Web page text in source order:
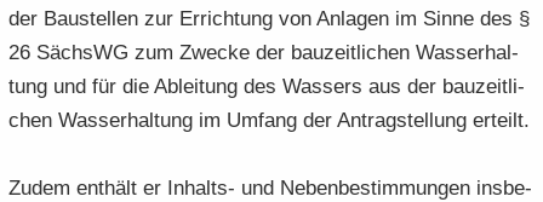
der Bau­stel­len zur Er­rich­tung von An­la­gen im Sinne des §
26 SächsWG zum Zwe­cke der bau­zeit­li­chen Was­ser­hal­
tung und für die Ab­lei­tung des Was­sers aus der bau­zeit­li­
chen Was­ser­hal­tung im Um­fang der An­trag­stel­lung er­teilt.
Zudem ent­hält er Inhalts-​ und Ne­ben­be­stim­mun­gen ins­be­